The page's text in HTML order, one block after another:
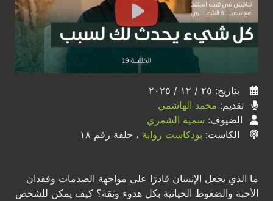
بتاريخ: ٢٥ / ١٢ / ٢٠٢٥
تقديم: محمد الهاشمي
الضيوف: سمية الشمري
الكاست: بودكاست رواية ، حلقة رقم ١٨
ما الذي يجعل الإنسان قادرًا على مواجهة الصدمات وفقدان
الأحبة والضغوط الحياتية بكل هدوء وثقة؟ كيف يمكن للشخص